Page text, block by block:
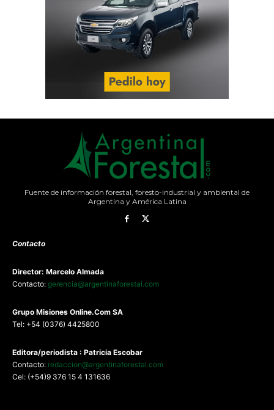
Fuente de información forestal, foresto-industrial y ambiental de
Argentina y América Latina
Contacto
Director: Marcelo Almada
Contacto: gerencia@argentinaforestal.com
Grupo Misiones Online.Com SA
Tel: +54 (0376) 4425800
Editora/periodista : Patricia Escobar
Contacto: redaccion@argentinaforestal.com
Cel: (+54)9 376 15 4 131636